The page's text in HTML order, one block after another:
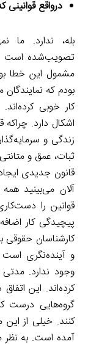
درواقع
بله، ندارد. ما
تصویب‌شده است
مشمول این خطا
بودم که
کار خوبی
اشکال دارد.
زندگی و
ثبات، عمق و
قانون جدیدی
آلان می‌بینید
قوانین را
پیچیدگی کار
کارشناسان حقوقی
و آینده‌نگری است
وجود ندارد.
کرده‌اند. این
گروه‌هایی درست
کنند. خیلی از
آمده است. به